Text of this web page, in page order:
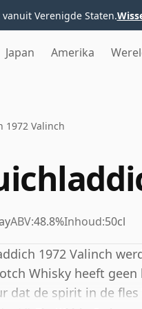
Verenigde Staten.
Japan Amerika
1972 Valinch
ABV:48.8%Inhoud:50cl
1972 Valinch
Whisky heeft
dat de spirit in de